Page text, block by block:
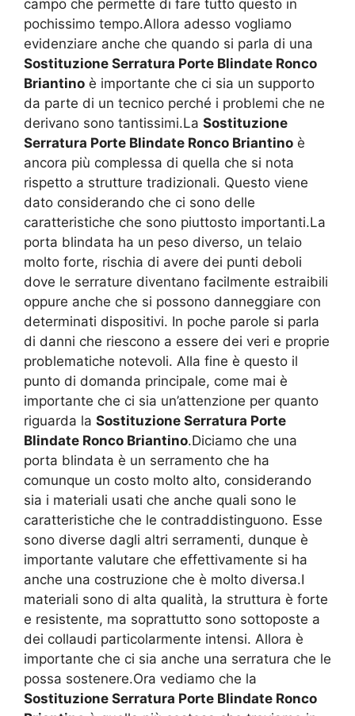
campo che permette di fare tutto questo in
pochissimo tempo.Allora adesso vogliamo
evidenziare anche che quando si parla di una
Sostituzione Serratura Porte Blindate Ronco
Briantino è importante che ci sia un supporto
da parte di un tecnico perché i problemi che ne
derivano sono tantissimi.La Sostituzione
Serratura Porte Blindate Ronco Briantino è
ancora più complessa di quella che si nota
rispetto a strutture tradizionali. Questo viene
dato considerando che ci sono delle
caratteristiche che sono piuttosto importanti.La
porta blindata ha un peso diverso, un telaio
molto forte, rischia di avere dei punti deboli
dove le serrature diventano facilmente estraibili
oppure anche che si possono danneggiare con
determinati dispositivi. In poche parole si parla
di danni che riescono a essere dei veri e proprie
problematiche notevoli. Alla fine è questo il
punto di domanda principale, come mai è
importante che ci sia un’attenzione per quanto
riguarda la Sostituzione Serratura Porte
Blindate Ronco Briantino.Diciamo che una
porta blindata è un serramento che ha
comunque un costo molto alto, considerando
sia i materiali usati che anche quali sono le
caratteristiche che le contraddistinguono. Esse
sono diverse dagli altri serramenti, dunque è
importante valutare che effettivamente si ha
anche una costruzione che è molto diversa.I
materiali sono di alta qualità, la struttura è forte
e resistente, ma soprattutto sono sottoposte a
dei collaudi particolarmente intensi. Allora è
importante che ci sia anche una serratura che le
possa sostenere.Ora vediamo che la
Sostituzione Serratura Porte Blindate Ronco